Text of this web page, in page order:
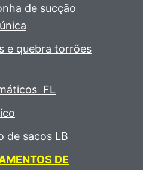
de sucção
e quebra torrões
FL
de sacos LB
DE